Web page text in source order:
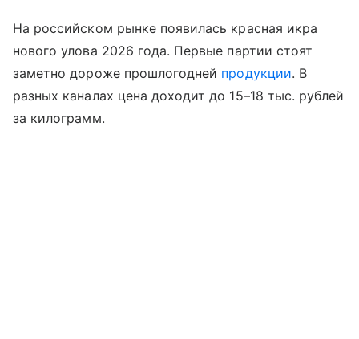
На российском рынке появилась красная икра
нового улова 2026 года. Первые партии стоят
заметно дороже прошлогодней продукции. В
разных каналах цена доходит до 15–18 тыс. рублей
за килограмм.